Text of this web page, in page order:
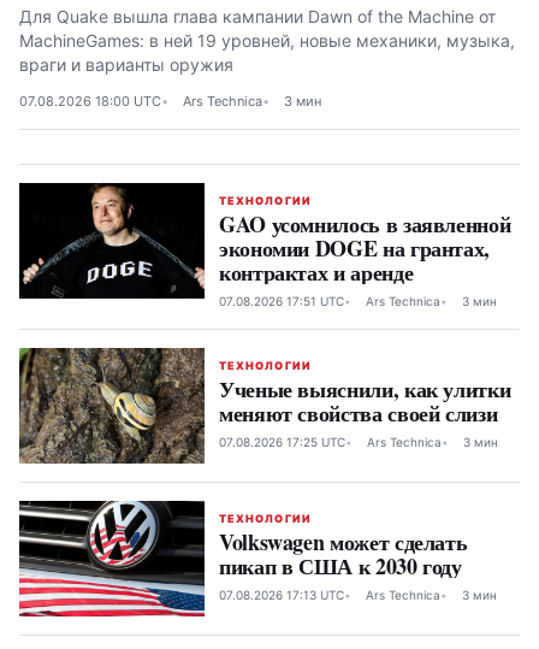
Для Quake вышла глава кампании Dawn of the Machine от
MachineGames: в ней 19 уровней, новые механики, музыка,
враги и варианты оружия
07.08.2026 18:00 UTC Ars Technica 3 мин
ТЕХНОЛОГИИ
GAO усомнилось в заявленной
экономии DOGE на грантах,
контрактах и аренде
07.08.2026 17:51 UTC Ars Technica 3 мин
ТЕХНОЛОГИИ
Ученые выяснили, как улитки
меняют свойства своей слизи
07.08.2026 17:25 UTC Ars Technica 3 мин
ТЕХНОЛОГИИ
Volkswagen может сделать
пикап в США к 2030 году
07.08.2026 17:13 UTC Ars Technica 3 мин